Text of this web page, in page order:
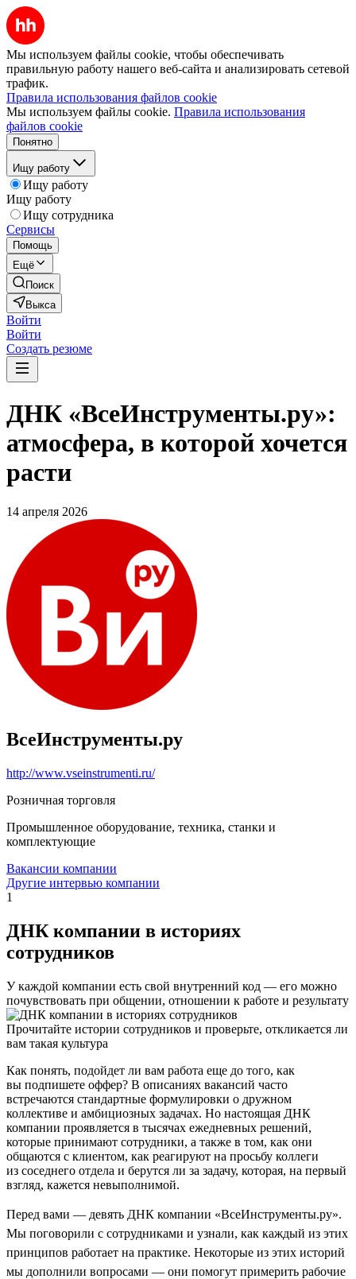
Мы используем файлы cookie, чтобы обеспечивать
правильную работу нашего веб-сайта и анализировать сетевой
трафик.
Правила использования файлов cookie
Мы используем файлы cookie. Правила использования
файлов cookie
Понятно
Ищу работу
Ищу работу
Ищу работу
Ищу сотрудника
Сервисы
Помощь
Ещё
Поиск
Выкса
Войти
Войти
Создать резюме
ДНК «ВсеИнструменты.ру»:
атмосфера, в которой хочется
расти
14 апреля 2026
ВсеИнструменты.ру
http://www.vseinstrumenti.ru/
Розничная торговля
Промышленное оборудование, техника, станки и
комплектующие
Вакансии компании
Другие интервью компании
1
ДНК компании в историях
сотрудников
У каждой компании есть свой внутренний код — его можно
почувствовать при общении, отношении к работе и результату
Прочитайте истории сотрудников и проверьте, откликается ли
вам такая культура
Как понять, подойдет ли вам работа еще до того, как
вы подпишете оффер? В описаниях вакансий часто
встречаются стандартные формулировки о дружном
коллективе и амбициозных задачах. Но настоящая ДНК
компании проявляется в тысячах ежедневных решений,
которые принимают сотрудники, а также в том, как они
общаются с клиентом, как реагируют на просьбу коллеги
из соседнего отдела и берутся ли за задачу, которая, на первый
взгляд, кажется невыполнимой.
Перед вами — девять ДНК компании «ВсеИнструменты.ру».
Мы поговорили с сотрудниками и узнали, как каждый из этих
принципов работает на практике. Некоторые из этих историй
мы дополнили вопросами — они помогут примерить рабочие